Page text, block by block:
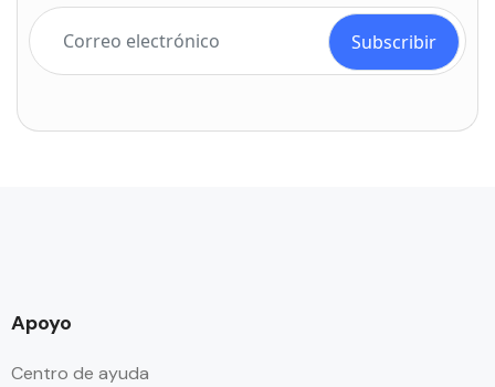
Apoyo
Centro de ayuda